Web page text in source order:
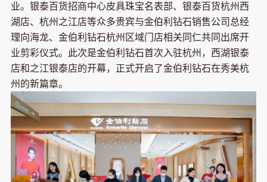
业。银泰百货招商中心皮具珠宝名表部、银泰百货杭州西
湖店、杭州之江店等众多贵宾与金伯利钻石销售公司总经
理向海龙、金伯利钻石杭州区域门店相关同仁共同出席开
业剪彩仪式。此次是金伯利钻石首次入驻杭州，西湖银泰
店和之江银泰店的开幕，正式开启了金伯利钻石在秀美杭
州的新篇章。